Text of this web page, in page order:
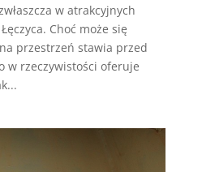
w atrakcyjnych
Choć może się
przestrzeń stawia przed
w rzeczywistości oferuje